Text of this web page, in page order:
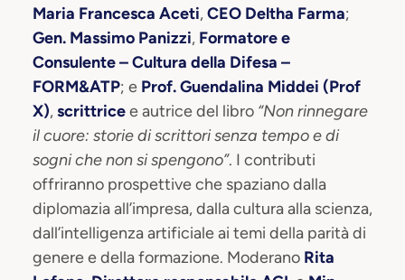
Maria Francesca Aceti,CEO Deltha Farma;
Gen. Massimo Panizzi, Formatore e
Consulente – Cultura della Difesa –
FORM&ATP; e Prof. Guendalina Middei (Prof
X),scrittricee autrice del libro “Non rinnegare
il cuore: storie di scrittori senza tempo e di
sogni che non si spengono”. I contributi
offriranno prospettive che spaziano dalla
diplomazia all’impresa, dalla cultura alla scienza,
dall’intelligenza artificiale ai temi della parità di
genere e della formazione. Moderano Rita